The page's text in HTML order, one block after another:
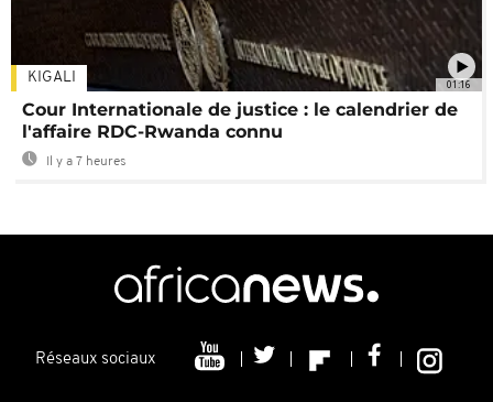
01:16
KIGALI
Cour Internationale de justice : le calendrier de
l'affaire RDC-Rwanda connu
Il y a 7 heures
Réseaux sociaux